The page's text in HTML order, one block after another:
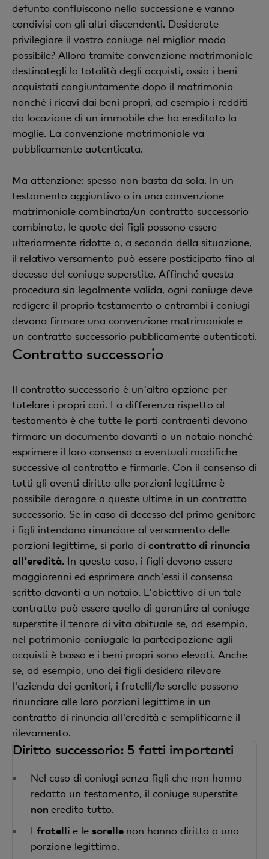
defunto confluiscono nella successione e vanno
condivisi con gli altri discendenti. Desiderate
privilegiare il vostro coniuge nel miglior modo
possibile? Allora tramite convenzione matrimoniale
destinategli la totalità degli acquisti, ossia i beni
acquistati congiuntamente dopo il matrimonio
nonché i ricavi dai beni propri, ad esempio i redditi
da locazione di un immobile che ha ereditato la
moglie. La convenzione matrimoniale va
pubblicamente autenticata.
Ma attenzione: spesso non basta da sola. In un
testamento aggiuntivo o in una convenzione
matrimoniale combinata/un contratto successorio
combinato, le quote dei figli possono essere
ulteriormente ridotte o, a seconda della situazione,
il relativo versamento può essere posticipato fino al
decesso del coniuge superstite. Affinché questa
procedura sia legalmente valida, ogni coniuge deve
redigere il proprio testamento o entrambi i coniugi
devono firmare una convenzione matrimoniale e
un contratto successorio pubblicamente autenticati.
Contratto successorio
Il contratto successorio è un'altra opzione per
tutelare i propri cari. La differenza rispetto al
testamento è che tutte le parti contraenti devono
firmare un documento davanti a un notaio nonché
esprimere il loro consenso a eventuali modifiche
successive al contratto e firmarle. Con il consenso di
tutti gli aventi diritto alle porzioni legittime è
possibile derogare a queste ultime in un contratto
successorio. Se in caso di decesso del primo genitore
i figli intendono rinunciare al versamento delle
porzioni legittime, si parla di contratto di rinuncia
all'eredità. In questo caso, i figli devono essere
maggiorenni ed esprimere anch'essi il consenso
scritto davanti a un notaio. L'obiettivo di un tale
contratto può essere quello di garantire al coniuge
superstite il tenore di vita abituale se, ad esempio,
nel patrimonio coniugale la partecipazione agli
acquisti è bassa e i beni propri sono elevati. Anche
se, ad esempio, uno dei figli desidera rilevare
l'azienda dei genitori, i fratelli/le sorelle possono
rinunciare alle loro porzioni legittime in un
contratto di rinuncia all'eredità e semplificarne il
rilevamento.
Diritto successorio: 5 fatti importanti
Nel caso di coniugi senza figli che non hanno
redatto un testamento, il coniuge superstite
non eredita tutto.
I fratelli e le sorelle non hanno diritto a una
porzione legittima.